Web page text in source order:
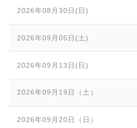
2026年08月30日(日)
2026年09月05日(土)
2026年09月13日(日)
2026年09月19日（土）
2026年09月20日（日）